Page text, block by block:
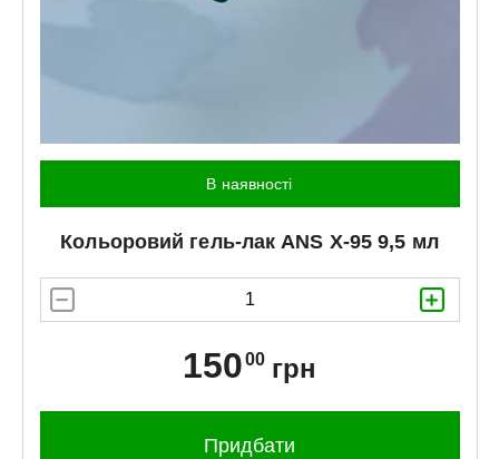
В наявності
Кольоровий гель-лакANS X-95 9,5 мл
15000 грн
Придбати